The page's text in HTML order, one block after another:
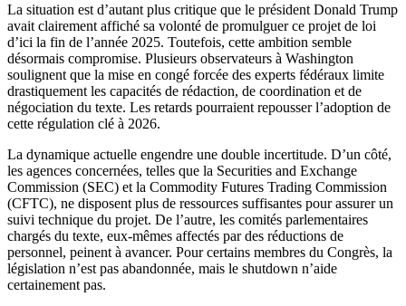
La situation est d’autant plus critique que le président Donald Trump
avait clairement affiché sa volonté de promulguer ce projet de loi
d’ici la fin de l’année 2025. Toutefois, cette ambition semble
désormais compromise. Plusieurs observateurs à Washington
soulignent que la mise en congé forcée des experts fédéraux limite
drastiquement les capacités de rédaction, de coordination et de
négociation du texte. Les retards pourraient repousser l’adoption de
cette régulation clé à 2026.
La dynamique actuelle engendre une double incertitude. D’un côté,
les agences concernées, telles que la Securities and Exchange
Commission (SEC) et la Commodity Futures Trading Commission
(CFTC), ne disposent plus de ressources suffisantes pour assurer un
suivi technique du projet. De l’autre, les comités parlementaires
chargés du texte, eux-mêmes affectés par des réductions de
personnel, peinent à avancer. Pour certains membres du Congrès, la
législation n’est pas abandonnée, mais le shutdown n’aide
certainement pas.